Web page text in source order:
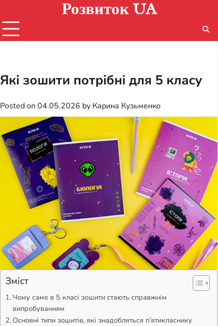
content
Розвиток UA
Які зошити потрібні для 5 класу
Posted on 04.05.2026 by Карина Кузьменко
Зміст
Чому саме в 5 класі зошити стають справжнім
випробуванням
Основні типи зошитів, які знадобляться п’ятикласнику